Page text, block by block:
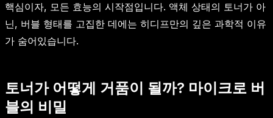
핵심이자, 모든 효능의 시작점입니다. 액체 상태의 토너가 아
닌, 버블 형태를 고집한 데에는 히디프만의 깊은 과학적 이유
가 숨어있습니다.
토너가 어떻게 거품이 될까? 마이크로 버
블의 비밀